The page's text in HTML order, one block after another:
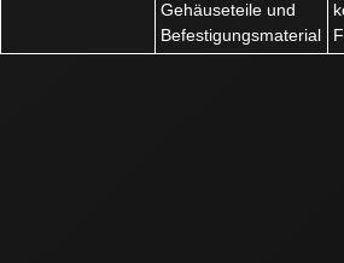
Gehäuseteile und
Befestigungsmaterial